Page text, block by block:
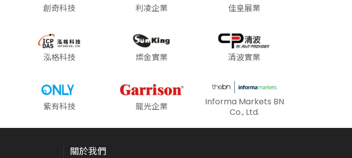
創奇科技 利凌企業 佳皇展業
泓格科技 燦金實業 清波實業
紫有科技 龍光企業
Informa Markets BN
Co., Ltd.
關於我們